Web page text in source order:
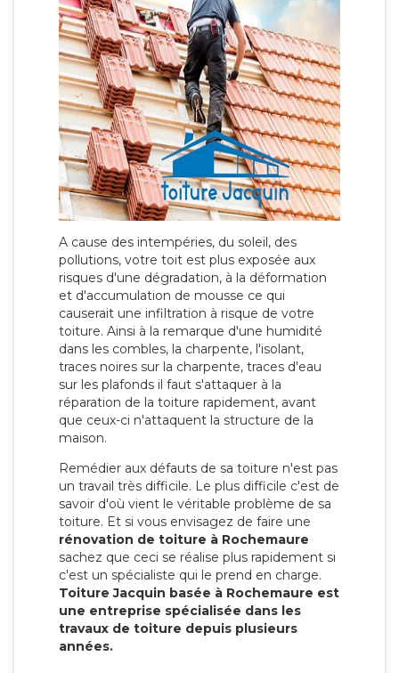
A cause des intempéries, du soleil, des
pollutions, votre toit est plus exposée aux
risques d'une dégradation, à la déformation
et d'accumulation de mousse ce qui
causerait une infiltration à risque de votre
toiture. Ainsi à la remarque d'une humidité
dans les combles, la charpente, l'isolant,
traces noires sur la charpente, traces d'eau
sur les plafonds il faut s'attaquer à la
réparation de la toiture rapidement, avant
que ceux-ci n'attaquent la structure de la
maison.
Remédier aux défauts de sa toiture n'est pas
un travail très difficile. Le plus difficile c'est de
savoir d'où vient le véritable problème de sa
toiture. Et si vous envisagez de faire une
rénovation de toiture à Rochemaure
sachez que ceci se réalise plus rapidement si
c'est un spécialiste qui le prend en charge.
Toiture Jacquin basée à Rochemaure est
une entreprise spécialisée dans les
travaux de toiture depuis plusieurs
années.